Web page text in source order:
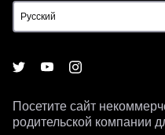
Посетите сайт
родительской компании